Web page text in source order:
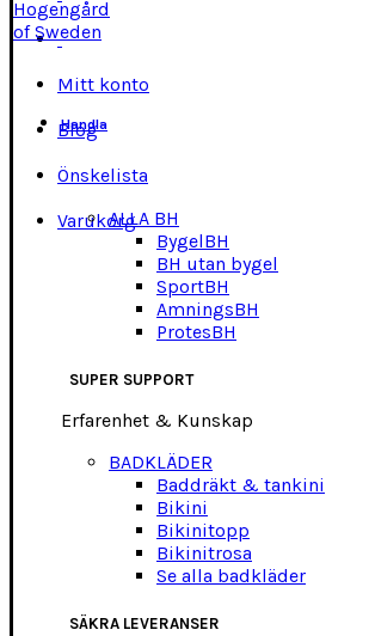
Mitt konto
Blog
Önskelista
Varukorg
Handla
ALLA BH
BygelBH
BH utan bygel
SportBH
AmningsBH
ProtesBH
SUPER SUPPORT
Erfarenhet & Kunskap
BADKLÄDER
Baddräkt & tankini
Bikini
Bikinitopp
Bikinitrosa
Se alla badkläder
SÄKRA LEVERANSER